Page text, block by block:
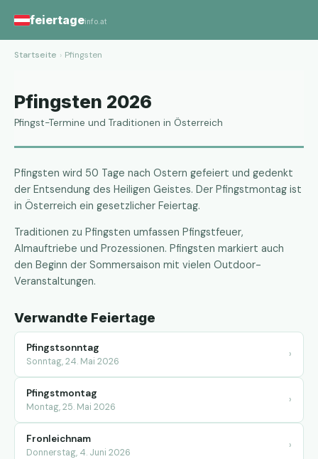
feiertageinfo.at
Startseite › Pfingsten
Pfingsten 2026
Pfingst-Termine und Traditionen in Österreich
Pfingsten wird 50 Tage nach Ostern gefeiert und gedenkt
der Entsendung des Heiligen Geistes. Der Pfingstmontag ist
in Österreich ein gesetzlicher Feiertag.
Traditionen zu Pfingsten umfassen Pfingstfeuer,
Almauftriebe und Prozessionen. Pfingsten markiert auch
den Beginn der Sommersaison mit vielen Outdoor-
Veranstaltungen.
Verwandte Feiertage
Pfingstsonntag
Sonntag, 24. Mai 2026
›
Pfingstmontag
Montag, 25. Mai 2026
›
Fronleichnam
Donnerstag, 4. Juni 2026
›